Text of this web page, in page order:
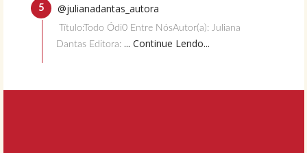
@julianadantas_autora
Título:Todo Ódi0 Entre NósAutor(a): Juliana
Dantas Editora: ... Continue Lendo...